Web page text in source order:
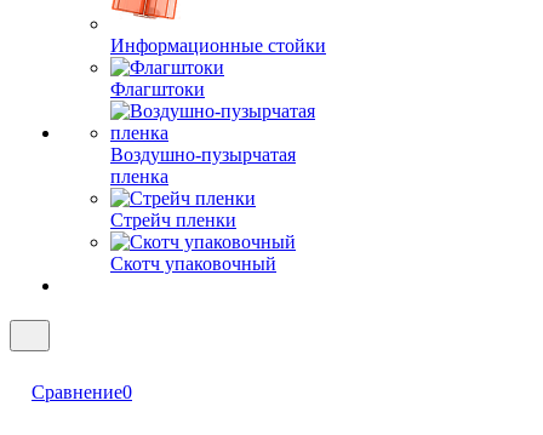
Информационные стойки
Флагштоки
Воздушно-пузырчатая
пленка
Стрейч пленки
Скотч упаковочный
Сравнение0